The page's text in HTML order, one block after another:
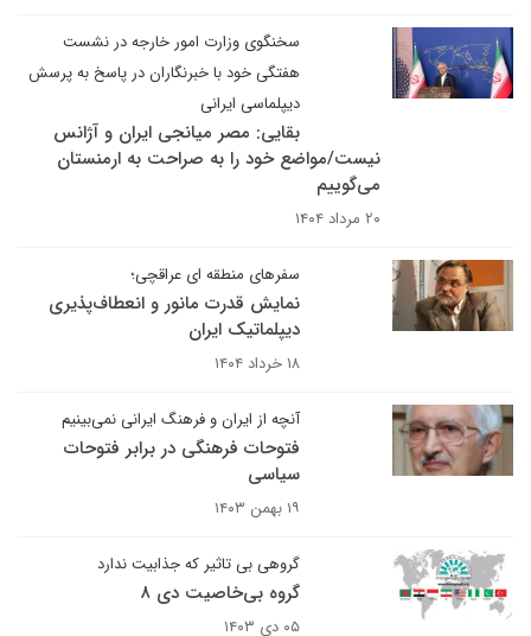
سخنگوی وزارت امور خارجه در نشست
هفتگی خود با خبرنگاران در پاسخ به پرسش
دیپلماسی ایرانی
بقایی: مصر میانجی ایران و آژانس
نیست/مواضع خود را به صراحت به ارمنستان
می‌گوییم
۲۰ مرداد ۱۴۰۴
سفرهای منطقه ای عراقچی؛
نمایش قدرت مانور و انعطاف‌پذیری
دیپلماتیک ایران
۱۸ خرداد ۱۴۰۴
آنچه از ایران و فرهنگ ایرانی نمی‌بینیم
فتوحات فرهنگی در برابر فتوحات
سیاسی
۱۹ بهمن ۱۴۰۳
گروهی بی تاثیر که جذابیت ندارد
گروه بی‌خاصیت دی ۸
۰۵ دی ۱۴۰۳